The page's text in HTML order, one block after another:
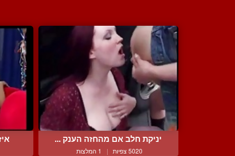
יניקת חלב אם מהחזה הענק ...
5020 צפיות | 1 המלצות